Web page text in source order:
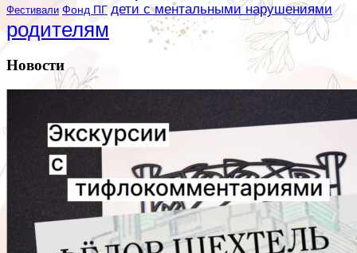
Фестивали Фонд ПГ дети с ментальными нарушениями
родителям
Новости